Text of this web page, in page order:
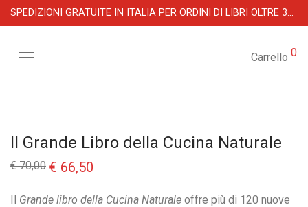
SPEDIZIONI GRATUITE IN ITALIA PER ORDINI DI LIBRI OLTRE 39 €
Carrello 0
Il Grande Libro della Cucina Naturale
€70,00 Il
prezzo
era:
€ 66,50
è:
Il Grande libro della Cucina Naturale offre più di 120 nuove